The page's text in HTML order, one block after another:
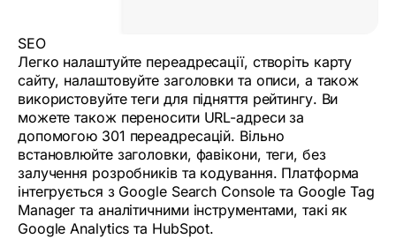
SEO
Легко налаштуйте переадресації, створіть карту
сайту, налаштовуйте заголовки та описи, а також
використовуйте теги для підняття рейтингу. Ви
можете також переносити URL-адреси за
допомогою 301 переадресацій. Вільно
встановлюйте заголовки, фавікони, теги, без
залучення розробників та кодування. Платформа
інтегрується з Google Search Console та Google Tag
Manager та аналітичними інструментами, такі як
Google Analytics та HubSpot.